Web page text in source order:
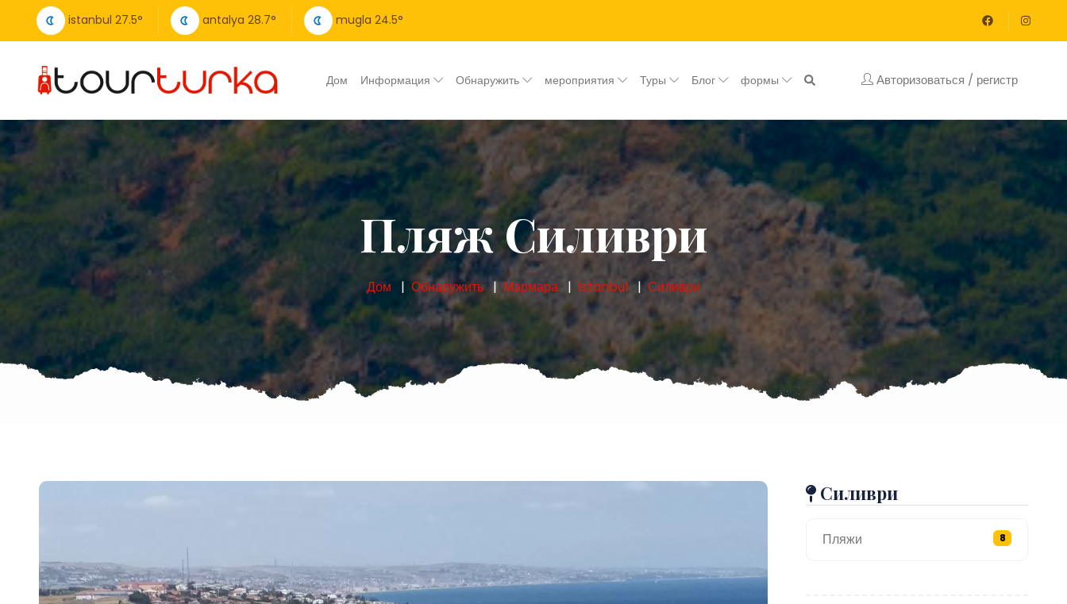
istanbul 27.5° antalya 28.7° mugla 24.5°
Дом Информация Обнаружить мероприятия Туры Блог формы Авторизоваться / регистр
Пляж Силиври
Дом Обнаружить Мармара İstanbul Силиври
Силиври
Пляжи 8